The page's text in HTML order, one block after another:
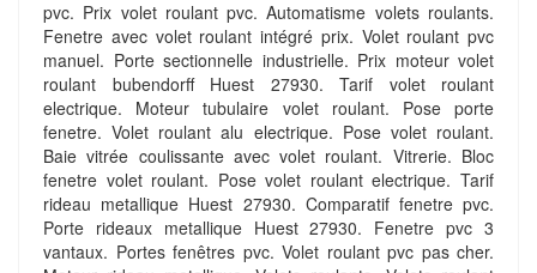
pvc. Prix volet roulant pvc. Automatisme volets roulants.
Fenetre avec volet roulant intégré prix. Volet roulant pvc
manuel. Porte sectionnelle industrielle. Prix moteur volet
roulant bubendorff Huest 27930. Tarif volet roulant
electrique. Moteur tubulaire volet roulant. Pose porte
fenetre. Volet roulant alu electrique. Pose volet roulant.
Baie vitrée coulissante avec volet roulant. Vitrerie. Bloc
fenetre volet roulant. Pose volet roulant electrique. Tarif
rideau metallique Huest 27930. Comparatif fenetre pvc.
Porte rideaux metallique Huest 27930. Fenetre pvc 3
vantaux. Portes fenêtres pvc. Volet roulant pvc pas cher.